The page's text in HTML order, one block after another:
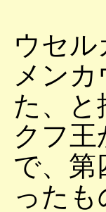
ウセ
メン
た、と
クフ
で、第
ったも